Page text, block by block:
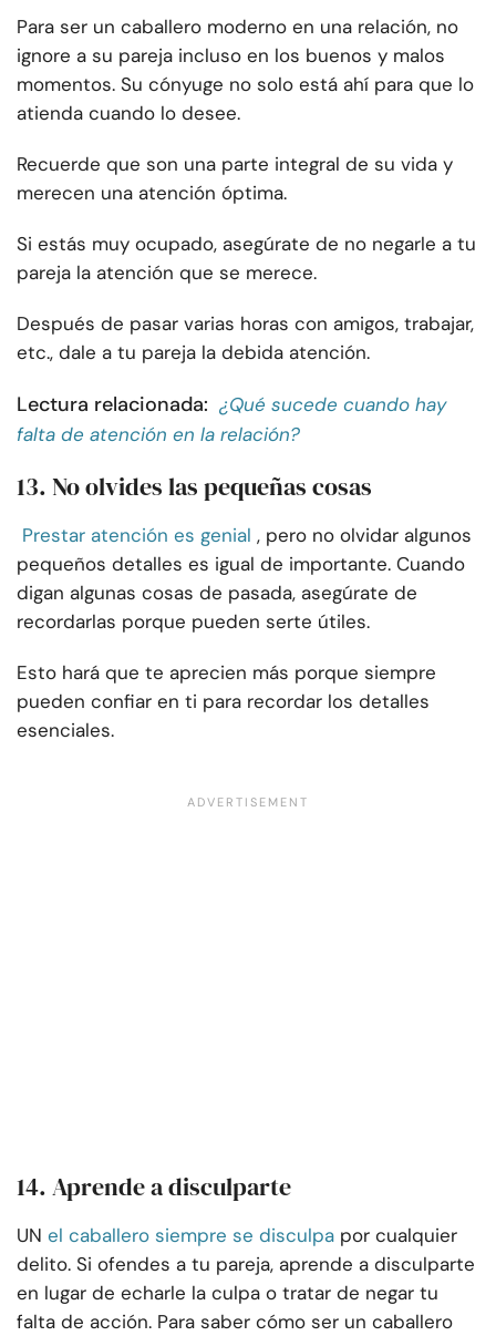
Para ser un caballero moderno en una relación, no
ignore a su pareja incluso en los buenos y malos
momentos. Su cónyuge no solo está ahí para que lo
atienda cuando lo desee.
Recuerde que son una parte integral de su vida y
merecen una atención óptima.
Si estás muy ocupado, asegúrate de no negarle a tu
pareja la atención que se merece.
Después de pasar varias horas con amigos, trabajar,
etc., dale a tu pareja la debida atención.
Lectura relacionada: ¿Qué sucede cuando hay
falta de atención en la relación?
13. No olvides las pequeñas cosas
Prestar atención es genial , pero no olvidar algunos
pequeños detalles es igual de importante. Cuando
digan algunas cosas de pasada, asegúrate de
recordarlas porque pueden serte útiles.
Esto hará que te aprecien más porque siempre
pueden confiar en ti para recordar los detalles
esenciales.
14. Aprende a disculparte
UN el caballero siempre se disculpa por cualquier
delito. Si ofendes a tu pareja, aprende a disculparte
en lugar de echarle la culpa o tratar de negar tu
falta de acción. Para saber cómo ser un caballero